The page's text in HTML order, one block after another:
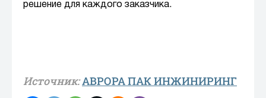
решение для каждого заказчика.
Источник:АВРОРА ПАК ИНЖИНИРИНГ